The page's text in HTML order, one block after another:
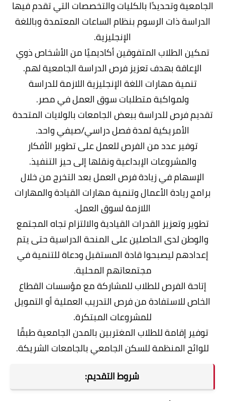
الجامعية وتحديدًا بالكليات والتخصصات التي تقدم فيها
الدراسة ذات الرسوم بنظام الساعات المعتمدة وباللغة
الإنجليزية.
تمكين الطلاب المتفوقين أكاديميًا من الأشخاص ذوي
الإعاقة بهدف تعزيز فرص الدراسة الجامعية لهم.
تنمية مهارات اللغة الإنجليزية اللازمة للدراسة
ولمواكبة متطلبات سوق العمل في مصر.
تقديم فرص للدراسة ببعض الجامعات بالولايات المتحدة
الأمريكية لمدة فصل دراسي/صيفي واحد.
توفير عدد من الفرص للعمل على تطوير الأفكار
والمشروعات الإبداعية ونقلها إلى حيز التنفيذ.
الإسهام في زيادة فرص العمل بعد التخرج من خلال
برامج ريادة الأعمال وتنمية مهارات القيادة والمهارات
اللازمة لسوق العمل.
تطوير وتعزيز القدرات القيادية والالتزام تجاه المجتمع
والوطن لدى الحاصلين على المنحة الدراسية حتى يتم
إعدادهم ليصبحوا قادة المستقبل ودعاة للتنمية في
مجتمعاتهم المحلية.
إتاحة الفرص للطلاب للمشاركة مع مؤسسات القطاع
الخاص للاستفادة من فرص التدريب العملية أو التمويل
للمشروعات المبتكرة.
توفير إقامة للطلاب المغتربين بالمدن الجامعية طبقًا
للوائح المنظمة للسكن الجامعي بالجامعات الشريكة.
شروط التقديم: